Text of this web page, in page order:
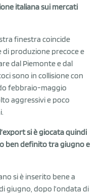
italiana sui mercati
finestra coincide
produzione precoce e
dal Piemonte e dal
sono in collisione con
febbraio-maggio
aggressivi e poco
si è giocata quindi
ben definito tra giugno e
si è inserito bene a
giugno, dopo l’ondata di